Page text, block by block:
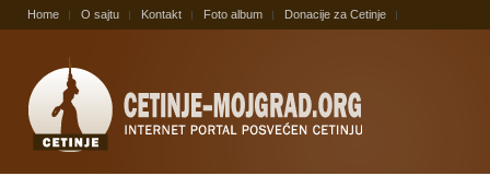
Home O sajtu Kontakt Foto album Donacije za Cetinje